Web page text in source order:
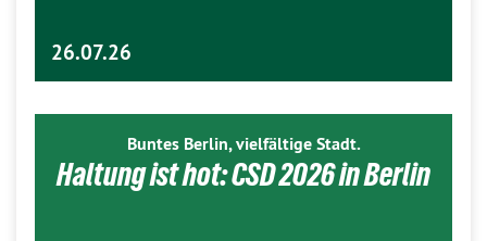
26.07.26
Buntes Berlin, vielfältige Stadt.
Haltung ist hot: CSD 2026 in Berlin